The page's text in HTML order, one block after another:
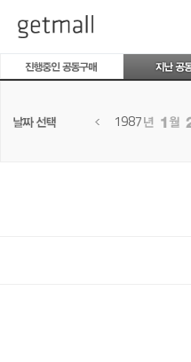
공동구매
1987